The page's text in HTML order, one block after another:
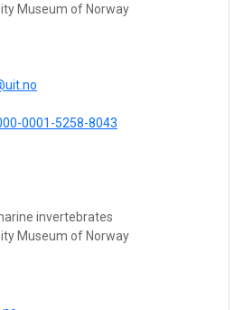
Museum of Norway
0001-5258-8043
invertebrates
Museum of Norway